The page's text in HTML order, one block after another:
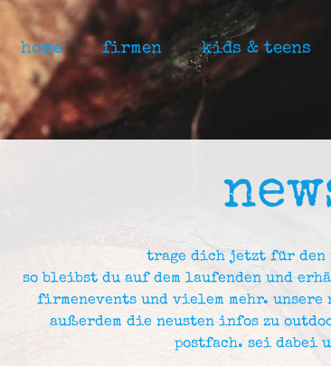
home firmen kids & teens
trage dich jetzt für den
so bleibst du auf dem laufenden und
firmenevents und vielem mehr. unsere
außerdem die neusten infos zu
postfach. sei dabei